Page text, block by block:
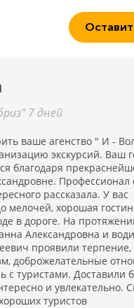
7 дней
ваше агенство " И -
экскурсий. Ваш
благодаря
Профессионал
рассказала. У вас
мелочей, хорошая
в дороге. На
Александровна и
проявили терпение,
доброжелательные
с туристами. Доставили
и увлекательно.
туристов